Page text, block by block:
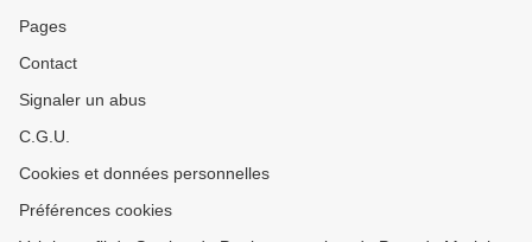
Pages
Contact
Signaler un abus
C.G.U.
Cookies et données personnelles
Préférences cookies